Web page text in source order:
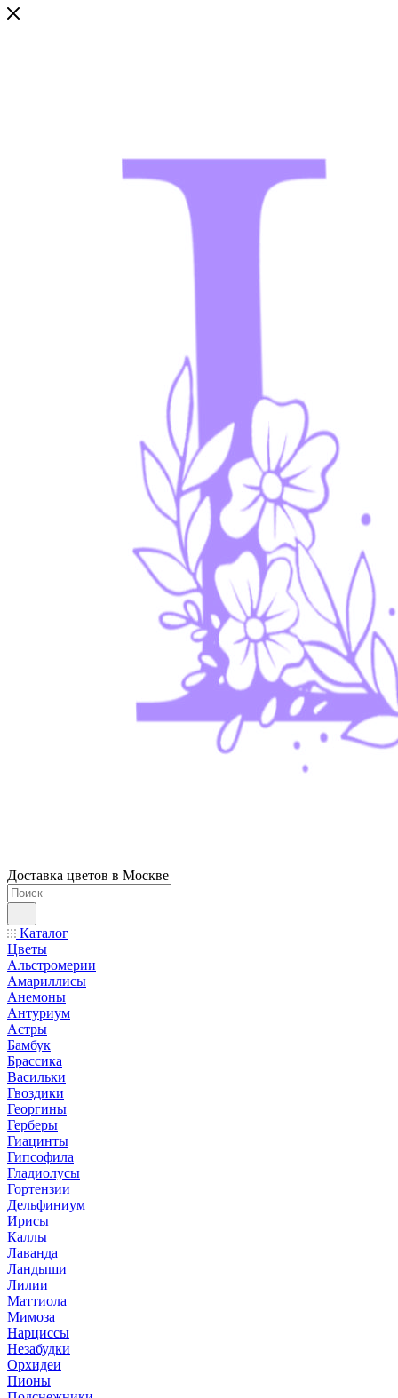
Доставка цветов в Москве
Каталог
Цветы
Альстромерии
Амариллисы
Анемоны
Антуриум
Астры
Бамбук
Брассика
Васильки
Гвоздики
Георгины
Герберы
Гиацинты
Гипсофила
Гладиолусы
Гортензии
Дельфиниум
Ирисы
Каллы
Лаванда
Ландыши
Лилии
Маттиола
Мимоза
Нарциссы
Незабудки
Орхидеи
Пионы